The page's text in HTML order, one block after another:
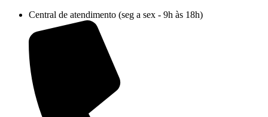
conteúdo
Central de atendimento (seg a sex - 9h às 18h)